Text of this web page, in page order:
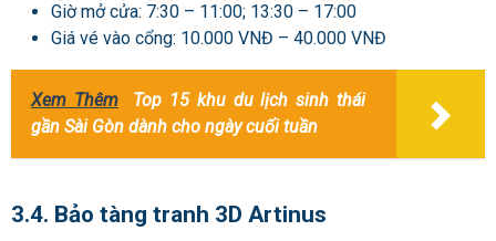
Giờ mở cửa: 7:30 – 11:00; 13:30 – 17:00
Giá vé vào cổng: 10.000 VNĐ – 40.000 VNĐ
Xem Thêm
Top 15 khu du lịch sinh thái
gần Sài Gòn dành cho ngày cuối tuần
3.4. Bảo tàng tranh 3D Artinus